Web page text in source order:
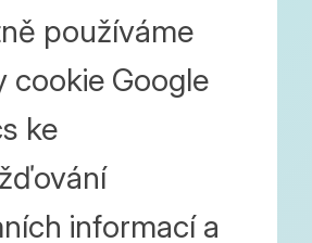
používáme
cookie Google
ke
informací a